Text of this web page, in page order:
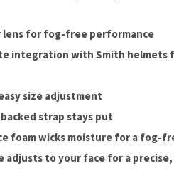
lens for fog-free performance
integration with Smith helmets
size adjustment
strap stays put
foam wicks moisture for a fog-
adjusts to your face for a